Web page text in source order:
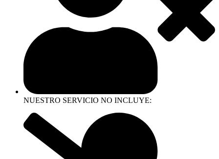
NUESTRO SERVICIO NO INCLUYE: